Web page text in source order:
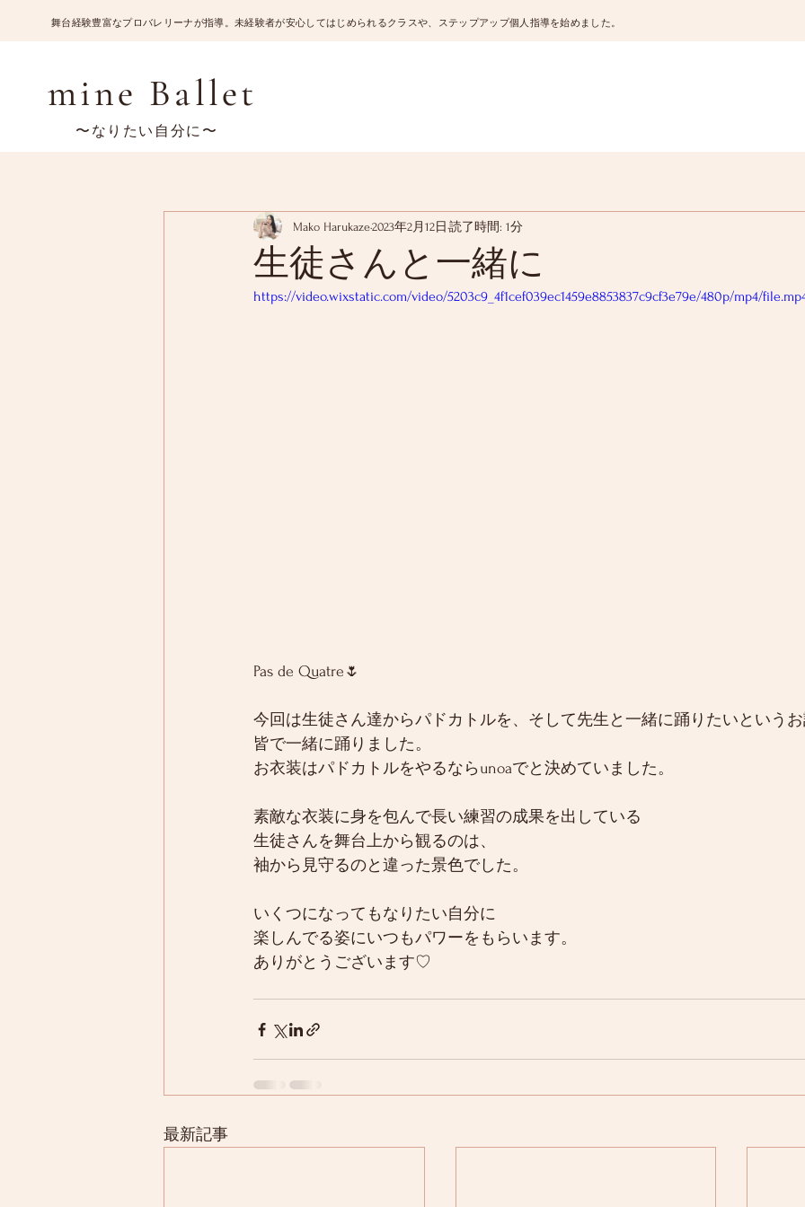
​舞台経験豊富なプロバレリーナが指導。未経験者が安心してはじめられるクラスや、ステップアップ個人指導を始めました。
mine Ballet
〜なりたい自分に〜
生徒さんと一緒に
Mako Harukaze2023年2月12日 読了時間: 1分
https://video.wixstatic.com/video/5203c9_4f1cef039ec1459e8853837c9cf3e79e/480p/mp4/
Pas de Quatre🌷
今回は生徒さん達からパドカトルを、そして先生と一緒に踊りたいという
皆で一緒に踊りました。
お衣装はパドカトルをやるならunoaでと決めていました。
素敵な衣装に身を包んで長い練習の成果を出している
生徒さんを舞台上から観るのは、
袖から見守るのと違った景色でした。
いくつになってもなりたい自分に
楽しんでる姿にいつもパワーをもらいます。
ありがとうございます♡
最新記事